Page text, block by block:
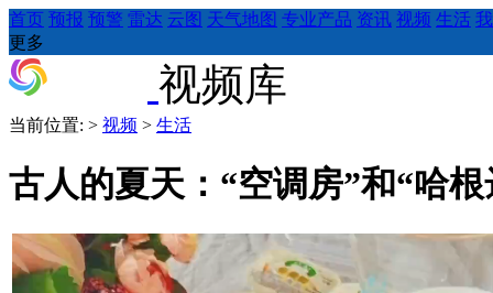
首页 预报 预警 雷达 云图 天气地图 专业产品 资讯 视频 生活
更多
视频库
当前位置: > 视频 > 生活
古人的夏天：“空调房”和“哈